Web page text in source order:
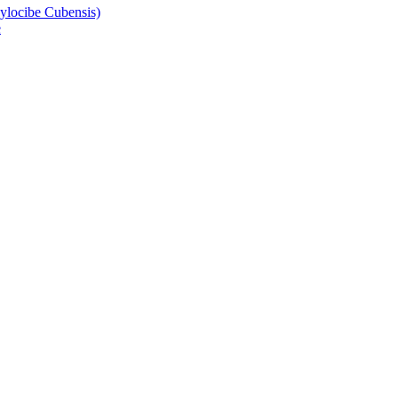
Cubensis)